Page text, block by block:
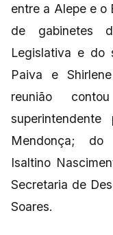
entre a Alepe e o
de gabinetes
Legislativa e do
Paiva e
reunião
Mendonça; do
Isaltino
Secretaria de
Soares.